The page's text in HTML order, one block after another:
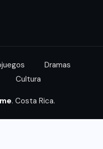
Dramas
Cultura
. Costa Rica.